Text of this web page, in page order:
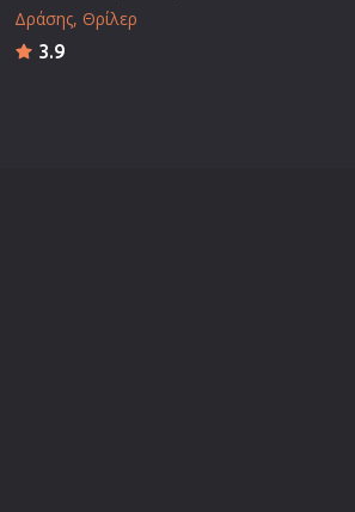
Δράσης Θρίλερ
3.9